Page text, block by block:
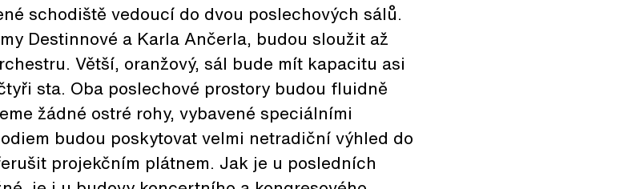
schodiště vedoucí do dvou poslechových sálů.
Destinnové a Karla Ančerla, budou sloužit až
Větší, oranžový, sál bude mít kapacitu asi
sta. Oba poslechové prostory budou fluidně
žádné ostré rohy, vybavené speciálními
budou poskytovat velmi netradiční výhled do
projekčním plátnem. Jak je u posledních